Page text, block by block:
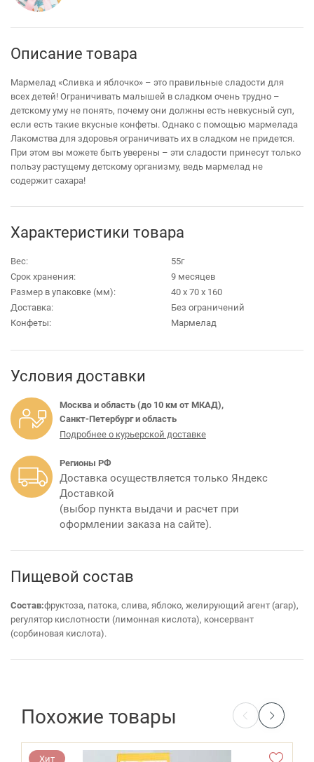
Описание товара
Мармелад «Сливка и яблочко» – это правильные сладости для
всех детей! Ограничивать малышей в сладком очень трудно –
детскому уму не понять, почему они должны есть невкусный суп,
если есть такие вкусные конфеты. Однако с помощью мармелада
Лакомства для здоровья ограничивать их в сладком не придется.
При этом вы можете быть уверены – эти сладости принесут только
пользу растущему детскому организму, ведь мармелад не
содержит сахара!
Характеристики товара
Вес:
55г
Срок хранения:
9 месяцев
Размер в упаковке (мм):
40 х 70 х 160
Доставка:
Без ограничений
Конфеты:
Мармелад
Условия доставки
Москва и область (до 10 км от МКАД),
Санкт-Петербург и область
Подробнее о курьерской доставке
Регионы РФ
Доставка осуществляется только Яндекс
Доставкой
(выбор пункта выдачи и расчет при
оформлении заказа на сайте).
Пищевой состав
Состав:фруктоза, патока, слива, яблоко, желирующий агент (агар),
регулятор кислотности (лимонная кислота), консервант
(сорбиновая кислота).
Похожие товары
Хит